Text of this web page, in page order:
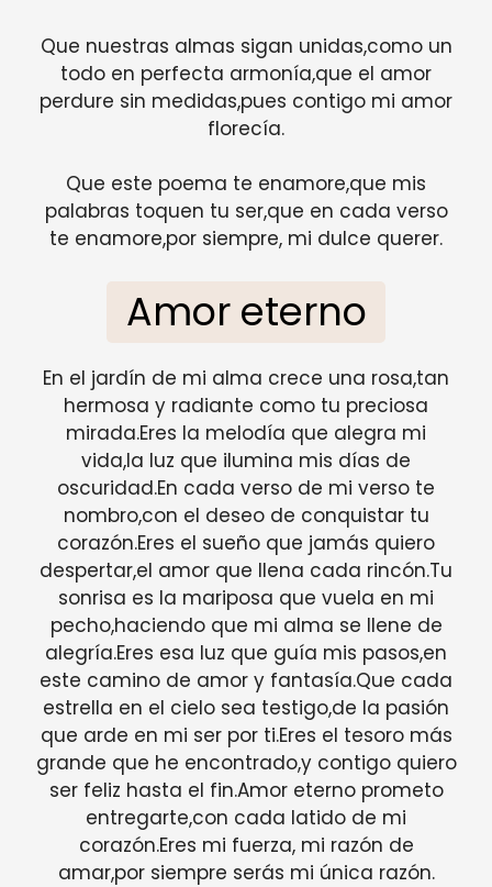
Que nuestras almas sigan unidas,como un
todo en perfecta armonía,que el amor
perdure sin medidas,pues contigo mi amor
florecía.
Que este poema te enamore,que mis
palabras toquen tu ser,que en cada verso
te enamore,por siempre, mi dulce querer.
Amor eterno
En el jardín de mi alma crece una rosa,tan
hermosa y radiante como tu preciosa
mirada.Eres la melodía que alegra mi
vida,la luz que ilumina mis días de
oscuridad.En cada verso de mi verso te
nombro,con el deseo de conquistar tu
corazón.Eres el sueño que jamás quiero
despertar,el amor que llena cada rincón.Tu
sonrisa es la mariposa que vuela en mi
pecho,haciendo que mi alma se llene de
alegría.Eres esa luz que guía mis pasos,en
este camino de amor y fantasía.Que cada
estrella en el cielo sea testigo,de la pasión
que arde en mi ser por ti.Eres el tesoro más
grande que he encontrado,y contigo quiero
ser feliz hasta el fin.Amor eterno prometo
entregarte,con cada latido de mi
corazón.Eres mi fuerza, mi razón de
amar,por siempre serás mi única razón.